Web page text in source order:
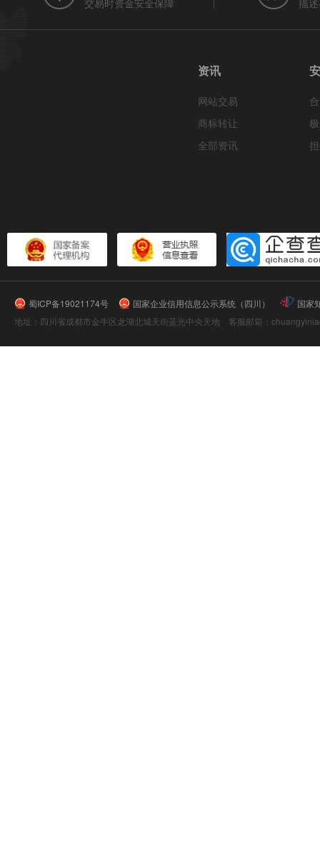
交易时资金安全保障 描
资讯
网站交易
商标转让
全部资讯
蜀ICP备19021174号 国家企业信用信息公示系统（四川）
国家
地址：四川省成都市金牛区龙湖北城天街蓝光中央天地 客服邮箱：